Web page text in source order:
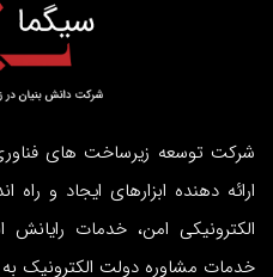
شرکت توسعه زیرساخت های
ارائه دهنده ابزارهای ایجاد و راه
خدمات مشاوره دولت الکترونیک به